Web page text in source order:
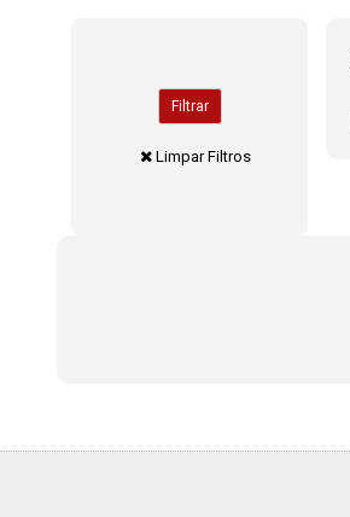
Filtrar
Limpar Filtros